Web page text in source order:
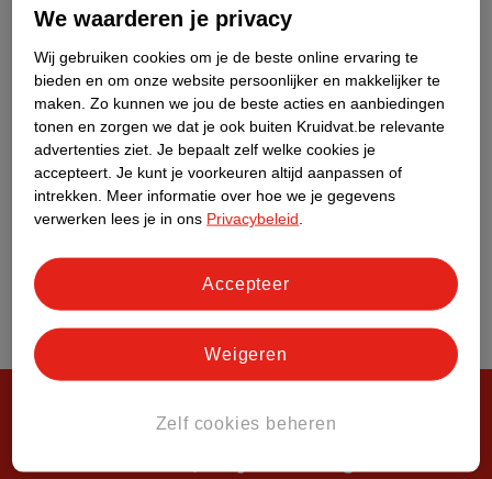
Steeds verrassend, altijd voordelig!
We waarderen je privacy
Wij gebruiken cookies om je de beste online ervaring te
bieden en om onze website persoonlijker en makkelijker te
maken. Zo kunnen we jou de beste acties en aanbiedingen
tonen en zorgen we dat je ook buiten Kruidvat.be relevante
advertenties ziet. Je bepaalt zelf welke cookies je
accepteert. Je kunt je voorkeuren altijd aanpassen of
intrekken.
Meer informatie over hoe we je gegevens
verwerken lees je in ons Privacybeleid
Zelf cookies beheren
Weigeren
Accepteer